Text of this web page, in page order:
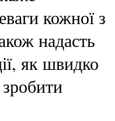
кожної з
надасть
як швидко
зробити